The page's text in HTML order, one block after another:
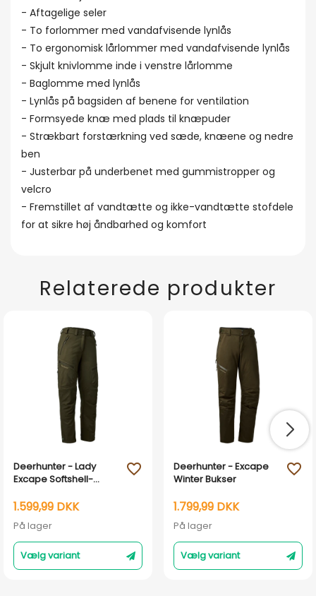
- Aftagelige seler
- To forlommer med vandafvisende lynlås
- To ergonomisk lårlommer med vandafvisende lynlås
- Skjult knivlomme inde i venstre lårlomme
- Baglomme med lynlås
- Lynlås på bagsiden af benene for ventilation
- Formsyede knæ med plads til knæpuder
- Strækbart forstærkning ved sæde, knæene og nedre
ben
- Justerbar på underbenet med gummistropper og
velcro
- Fremstillet af vandtætte og ikke-vandtætte stofdele
for at sikre høj åndbarhed og komfort
Relaterede produkter
Deerhunter - Lady
Excape Softshell-
1.599,99 DKK
På lager
Vælg variant
favorite_outline
Deerhunter - Excape
Winter Bukser
1.799,99 DKK
På lager
Vælg variant
favorite_outline